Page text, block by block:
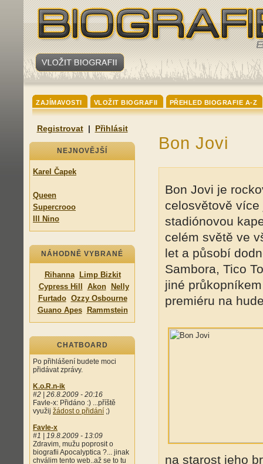
ZAJÍMAVOSTI VLOŽIT BIOGRAFII PŘEHLED BIOGRAFIE A-Z
Registrovat| Přihlásit
NEJNOVĚJŠÍ
Karel Čapek
Queen
Supercrooo
Ill Nino
NÁHODNĚ VYBRANÉ
Rihanna
Limp Bizkit
Cypress Hill
Akon
Nelly
Furtado Ozzy Osbourne
Guano Apes
Rammstein
CHATBOARD
Po přihlášení budete moci
přidávat zprávy.
K.o.R.n-ik
#2 | 26.8.2009 - 20:16
Favle-x: Přidáno :) ...příště
využij žádost o přidání ;)
Favle-x
#1 | 19.8.2009 - 13:09
Zdravim, mužu poprosit o
biografii Apocalyptica ?... jinak
chválim tento web..až se to tu
Bon Jovi
Bon Jovi je
celosvětově
stadiónovou
celém světě ve
let a působí
Sambora, Tico
jiné
premiéru na
na starost jeho